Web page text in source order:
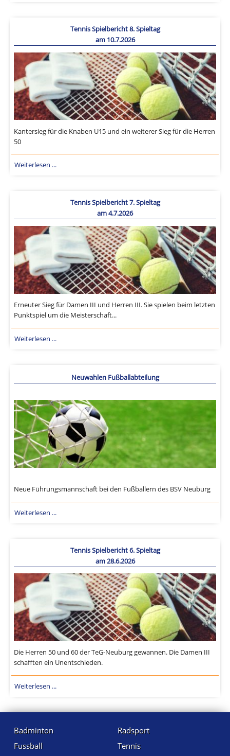
Tennis Spielbericht 8. Spieltag
am 10.7.2026
Kantersieg für die Knaben U15 und ein weiterer Sieg für die Herren
50
Weiterlesen ...
Tennis Spielbericht 7. Spieltag
am 4.7.2026
Erneuter Sieg für Damen III und Herren III. Sie spielen beim letzten
Punktspiel um die Meisterschaft...
Weiterlesen ...
Neuwahlen Fußballabteilung
Neue Führungsmannschaft bei den Fußballern des BSV Neuburg
Weiterlesen ...
Tennis Spielbericht 6. Spieltag
am 28.6.2026
Die Herren 50 und 60 der TeG-Neuburg gewannen. Die Damen III
schafften ein Unentschieden.
Weiterlesen ...
Badminton
Fussball
Radsport
Tennis